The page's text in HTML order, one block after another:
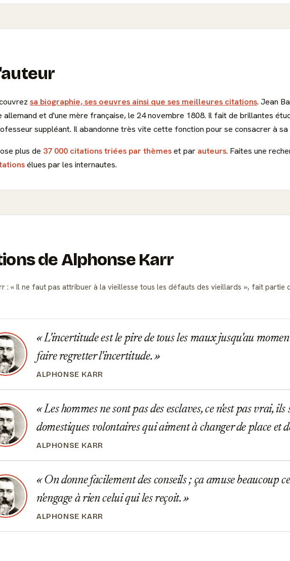
sa biographie, ses oeuvres ainsi que ses meilleures citations. Jean
allemand et d'une mère française, le 24 novembre 1808. Il fait de brillantes
suppléant. Il abandonne très vite cette fonction pour se consacrer à sa
plus de 37 000 citations triées par thèmeset par auteurs. Faites une
élues par les internautes.
de Alphonse Karr
: Il ne faut pas attribuer à la vieillesse tous les défauts des vieillards
, fait partie
L'incertitude est le pire de tous les maux jusqu'au
faire regretter l'incertitude.
ALPHONSE KARR
Les hommes ne sont pas des esclaves, ce n'est pas vrai, ils
domestiques volontaires qui aiment à changer de place et
ALPHONSE KARR
On donne facilement des conseils ; ça amuse beaucoup
n'engage à rien celui qui les reçoit.
ALPHONSE KARR